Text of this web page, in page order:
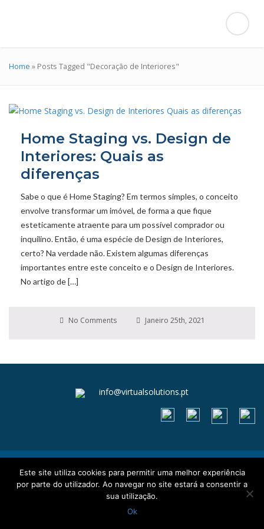
Home » Posts Tagged "Decoração de Interiores"
Home Staging vs. Design de
Interiores: Quais as
diferenças
Sabe o que é Home Staging? Em termos simples, o conceito
envolve transformar um imóvel, de forma a que fique
esteticamente atraente para um possível comprador ou
inquilino. Então, é uma espécie de Design de Interiores,
certo? Na verdade não. Existem algumas diferenças
importantes entre este conceito e o Design de Interiores.
No artigo de […]
No Comments Janeiro 25th, 2021
info@virtualsolutions.pt
Termos e Condições
Política de Privacidade e Cookies
Este site utiliza cookies para permitir uma melhor experiência
por parte do utilizador. Ao navegar no site estará a consentir a
sua utilização.
Ok